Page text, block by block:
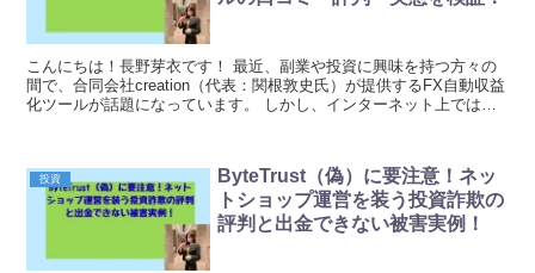
こんにちは！長野芽衣です！ 最近、副業や投資に興味を持つ方々の
間で、合同会社creation（代表：関根敦史氏）が提供するFX自動収益
化ツールが話題になっています。 しかし、インターネット上では
投資
ByteTrust（偽）に要注意！ネッ
トショップ運営を装う投資詐欺の
評判と出金できない被害実例！